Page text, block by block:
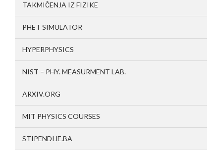
TAKMIČENJA IZ FIZIKE
PHET SIMULATOR
HYPERPHYSICS
NIST – PHY. MEASURMENT LAB.
ARXIV.ORG
MIT PHYSICS COURSES
STIPENDIJE.BA